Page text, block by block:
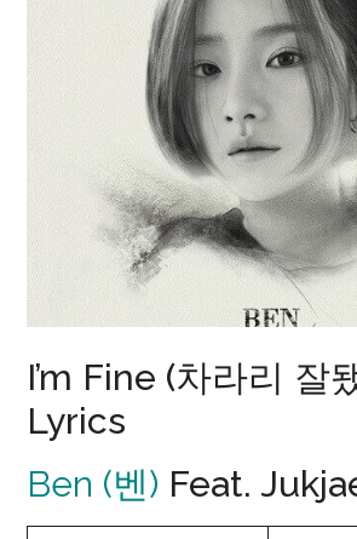
I’m Fine (차라리 잘
Lyrics
Ben (벤) Feat.